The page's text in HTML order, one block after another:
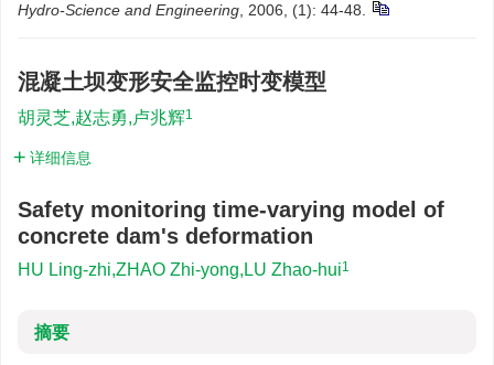
Hydro-Science and Engineering , 2006, (1): 44-48.
混凝土坝变形安全监控时变模型
胡灵芝,赵志勇,卢兆辉1
详细信息
Safety monitoring time-varying model of
concrete dam's deformation
HU Ling-zhi,ZHAO Zhi-yong,LU Zhao-hui1
摘要